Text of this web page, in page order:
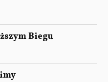
Biegu